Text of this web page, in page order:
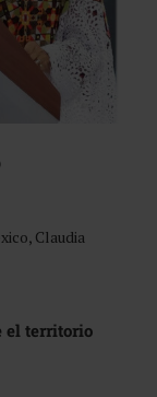
Claudia
el territorio